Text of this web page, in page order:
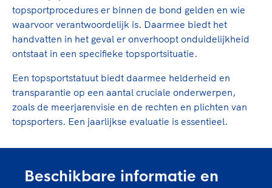
een rondje fietsen, door samen te skaten of naar
de sportschool te gaan. Door samen te juichen
voor Sifan Hassan, Rico Verhoeven, Diede de
Groot en het Nederlands Elftal. Of met trots te
genieten van de karatewedstrijd van je dochter,
de halve marathon van je moeder of de
hockeywedstrijd van je buurjongen.
Beroepskrachten
Samen voor een veilige
sportomgeving
Voor welk gedrag staat de club? Wat mag wel
langs de lijn, in de kleedkamer, kantine en online?
hier richting aan en is dus een belangrijk
ongewenst gedrag.
De TeamNL Academie
De TeamNL Academie biedt een leer- en
ontwikkelprogramma voor de volgende functies
bestuurders, (technisch) directeuren, managers en
toekomstig kader.
Lees verder
topsportprocedures er binnen de bond gelden en wie
waarvoor verantwoordelijk is. Daarmee biedt het
handvatten in het geval er onverhoopt onduidelijkheid
ontstaat in een specifieke topsportsituatie.
Een topsportstatuut biedt daarmee helderheid en
transparantie op een aantal cruciale onderwerpen,
zoals de meerjarenvisie en de rechten en plichten van
topsporters. Een jaarlijkse evaluatie is essentieel.
Beschikbare informatie en